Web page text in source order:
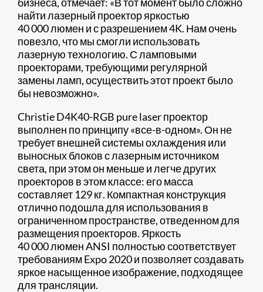
найти лазерный проектор яркостью
40 000 люмен и с разрешением 4K. Нам очень
повезло, что мы смогли использовать
лазерную технологию. С ламповыми
проекторами, требующими регулярной
замены ламп, осуществить этот проект было
бы невозможно».
Christie D4K40-RGB pure laser проектор
выполнен по принципу «все-в-одном». Он не
требует внешней системы охлаждения или
выносных блоков с лазерным источником
света, при этом он меньше и легче других
проекторов в этом классе: его масса
составляет 129 кг. Компактная конструкция
отлично подошла для использования в
ограниченном пространстве, отведенном для
размещения проекторов. Яркость
40 000 люмен ANSI полностью соответствует
требованиям Expo 2020 и позволяет создавать
яркое насыщенное изображение, подходящее
для трансляции.